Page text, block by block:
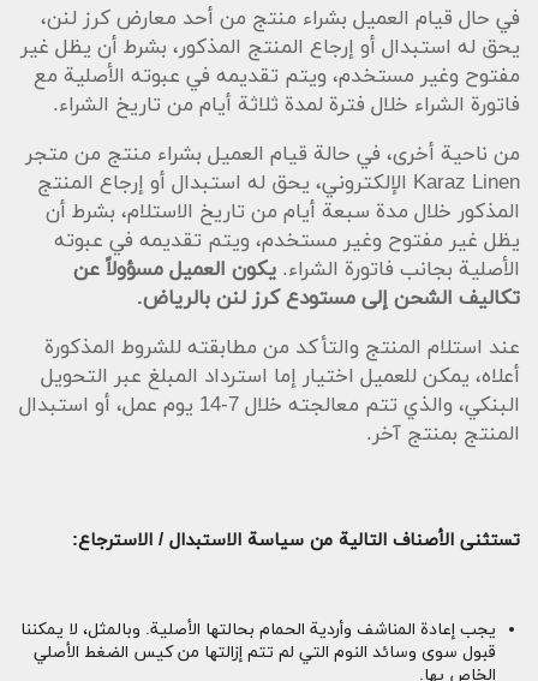
في حال قيام العميل بشراء منتج من أحد معارض كرز لنن،
يحق له استبدال أو إرجاع المنتج المذكور، بشرط أن يظل غير
مفتوح وغير مستخدم، ويتم تقديمه في عبوته الأصلية مع
فاتورة الشراء خلال فترة لمدة ثلاثة أيام من تاريخ الشراء.
من ناحية أخرى، في حالة قيام العميل بشراء منتج من متجر
Karaz Linen الإلكتروني، يحق له استبدال أو إرجاع المنتج
المذكور خلال مدة سبعة أيام من تاريخ الاستلام، بشرط أن
يظل غير مفتوح وغير مستخدم، ويتم تقديمه في عبوته
الأصلية بجانب فاتورة الشراء. يكون العميل مسؤولاً عن
تكاليف الشحن إلى مستودع كرز لنن بالرياض.
عند استلام المنتج والتأكد من مطابقته للشروط المذكورة
أعلاه، يمكن للعميل اختيار إما استرداد المبلغ عبر التحويل
البنكي، والذي تتم معالجته خلال 7-14 يوم عمل، أو استبدال
المنتج بمنتج آخر.
تستثنى الأصناف التالية من سياسة الاستبدال / الاسترجاع:
يجب إعادة المناشف وأردية الحمام بحالتها الأصلية. وبالمثل، لا يمكننا
قبول سوى وسائد النوم التي لم تتم إزالتها من كيس الضغط الأصلي
الخاص بها.